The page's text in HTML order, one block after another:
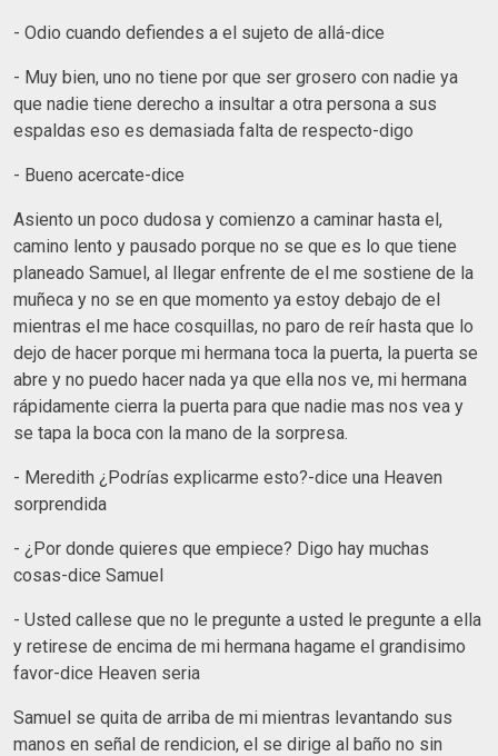
- Odio cuando defiendes a el sujeto de allá-dice
- Muy bien, uno no tiene por que ser grosero con nadie ya
que nadie tiene derecho a insultar a otra persona a sus
espaldas eso es demasiada falta de respecto-digo
- Bueno acercate-dice
Asiento un poco dudosa y comienzo a caminar hasta el,
camino lento y pausado porque no se que es lo que tiene
planeado Samuel, al llegar enfrente de el me sostiene de la
muñeca y no se en que momento ya estoy debajo de el
mientras el me hace cosquillas, no paro de reír hasta que lo
dejo de hacer porque mi hermana toca la puerta, la puerta se
abre y no puedo hacer nada ya que ella nos ve, mi hermana
rápidamente cierra la puerta para que nadie mas nos vea y
se tapa la boca con la mano de la sorpresa.
- Meredith ¿Podrías explicarme esto?-dice una Heaven
sorprendida
- ¿Por donde quieres que empiece? Digo hay muchas
cosas-dice Samuel
- Usted callese que no le pregunte a usted le pregunte a ella
y retirese de encima de mi hermana hagame el grandisimo
favor-dice Heaven seria
Samuel se quita de arriba de mi mientras levantando sus
manos en señal de rendicion, el se dirige al baño no sin